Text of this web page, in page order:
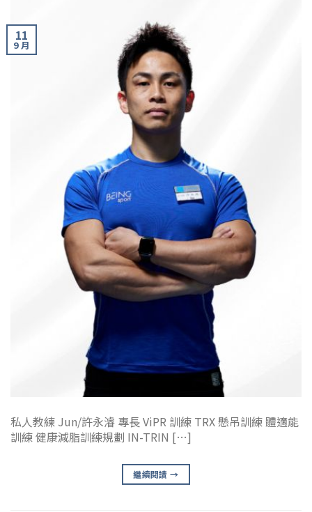
11
9 月
私人教練 Jun/許永濬 專長 ViPR 訓練 TRX 懸吊訓練 體適能
訓練 健康減脂訓練規劃 IN-TRIN […]
繼續閱讀→